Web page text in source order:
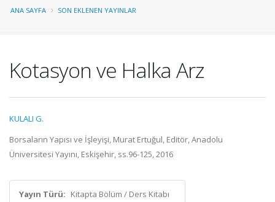
ANA SAYFA SON EKLENEN YAYINLAR
Kotasyon ve Halka Arz
KULALI G.
Borsaların Yapısı ve İşleyişi, Murat Ertuğul, Editör, Anadolu
Üniversitesi Yayını, Eskişehir, ss.96-125, 2016
Yayın Türü: Kitapta Bölüm / Ders Kitabı